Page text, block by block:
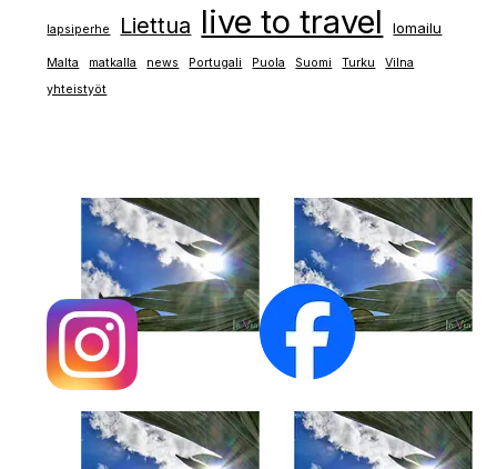
lapsiperhe Liettua live to travel lomailu
Malta matkalla news Portugali Puola Suomi Turku
Vilna
yhteistyöt